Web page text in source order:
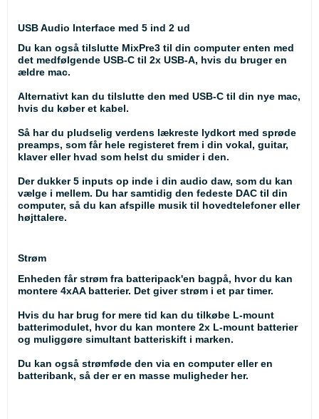
USB Audio Interface med 5 ind 2 ud
Du kan også tilslutte MixPre3 til din computer enten med
det medfølgende USB-C til 2x USB-A, hvis du bruger en
ældre mac.
Alternativt kan du tilslutte den med USB-C til din nye mac,
hvis du køber et kabel.
Så har du pludselig verdens lækreste lydkort med sprøde
preamps, som får hele registeret frem i din vokal, guitar,
klaver eller hvad som helst du smider i den.
Der dukker 5 inputs op inde i din audio daw, som du kan
vælge i mellem. Du har samtidig den fedeste DAC til din
computer, så du kan afspille musik til hovedtelefoner eller
højttalere.
Strøm
Enheden får strøm fra batteripack'en bagpå, hvor du kan
montere 4xAA batterier. Det giver strøm i et par timer.
Hvis du har brug for mere tid kan du tilkøbe L-mount
batterimodulet, hvor du kan montere 2x L-mount batterier
og muliggøre simultant batteriskift i marken.
Du kan også strømføde den via en computer eller en
batteribank, så der er en masse muligheder her.